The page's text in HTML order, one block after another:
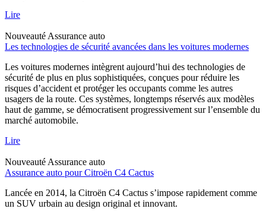
Lire
Nouveauté Assurance auto
Les technologies de sécurité avancées dans les voitures modernes
Les voitures modernes intègrent aujourd’hui des technologies de
sécurité de plus en plus sophistiquées, conçues pour réduire les
risques d’accident et protéger les occupants comme les autres
usagers de la route. Ces systèmes, longtemps réservés aux modèles
haut de gamme, se démocratisent progressivement sur l’ensemble du
marché automobile.
Lire
Nouveauté Assurance auto
Assurance auto pour Citroën C4 Cactus
Lancée en 2014, la Citroën C4 Cactus s’impose rapidement comme
un SUV urbain au design original et innovant.